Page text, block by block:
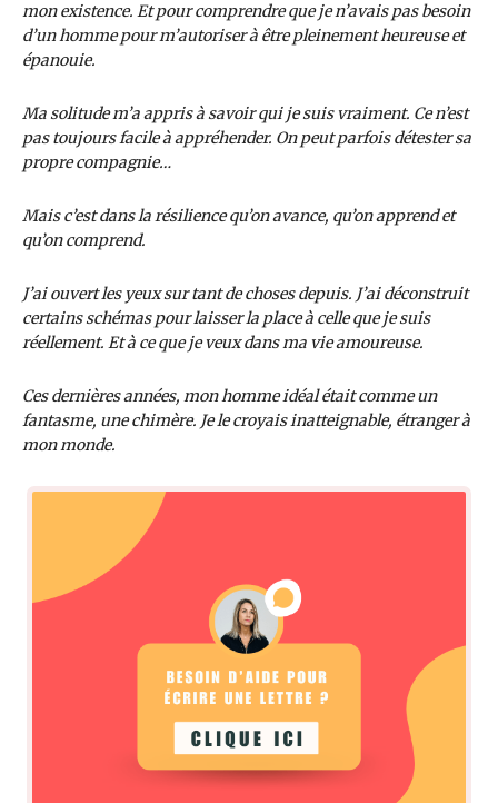
mon existence. Et pour comprendre que je n’avais pas besoin
d’un homme pour m’autoriser à être pleinement heureuse et
épanouie.
Ma solitude m’a appris à savoir qui je suis vraiment. Ce n’est
pas toujours facile à appréhender. On peut parfois détester sa
propre compagnie…
Mais c’est dans la résilience qu’on avance, qu’on apprend et
qu’on comprend.
J’ai ouvert les yeux sur tant de choses depuis. J’ai déconstruit
certains schémas pour laisser la place à celle que je suis
réellement. Et à ce que je veux dans ma vie amoureuse.
Ces dernières années, mon homme idéal était comme un
fantasme, une chimère. Je le croyais inatteignable, étranger à
mon monde.